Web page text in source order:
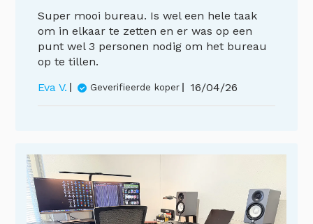
Super mooi bureau. Is wel een hele taak
om in elkaar te zetten en er was op een
punt wel 3 personen nodig om het bureau
op te tillen.
Eva V.
Geverifieerde koper Publicatiedatum
16/04/26